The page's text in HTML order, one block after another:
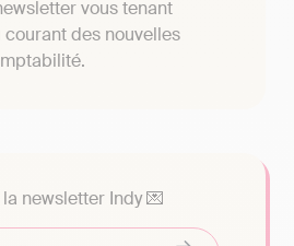
vous tenant
des nouvelles
newsletter Indy 💌